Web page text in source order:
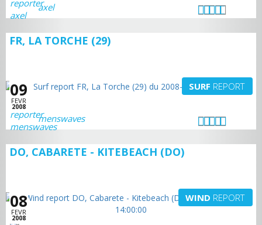
axel
FR, LA TORCHE (29)
09
FEVR
2008
SURF REPORT
menswaves
DO, CABARETE - KITEBEACH (DO)
08
FEVR
2008
WIND REPORT